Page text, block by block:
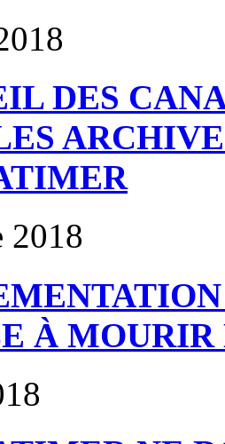
DES
2018
À MOURIR